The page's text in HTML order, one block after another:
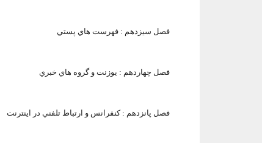
فصل سيزدهم : فهرست هاي پستي
فصل چهاردهم : يوزنت و گروه هاي خبري
فصل پانزدهم :كنفرانس و ارتباط تلفني در اينترنت